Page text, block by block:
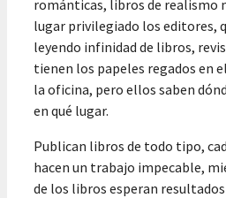
románticas, libros de realismo
lugar privilegiado los editores,
leyendo infinidad de libros,
tienen los papeles regados en
la oficina, pero ellos saben
en qué lugar.
Publican libros de todo tipo,
hacen un trabajo impecable,
de los libros esperan resultados